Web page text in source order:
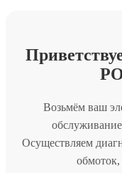
Возьмём ваш
Осуществляем